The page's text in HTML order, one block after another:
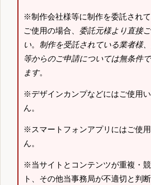
※制作会社様等に制作を委託され
ご使用の場合、 委託元様より直接
い。 制作を受託されている業者様
等からのご申請については無条件
ます。
※デザインカンプなどにはご使用
ん。
※スマートフォンアプリにはご使
ん。
※当サイトとコンテンツが重複・
ト、その他当事務局が不適切と判